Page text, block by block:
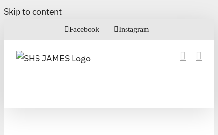
Skip to content
Facebook Instagram